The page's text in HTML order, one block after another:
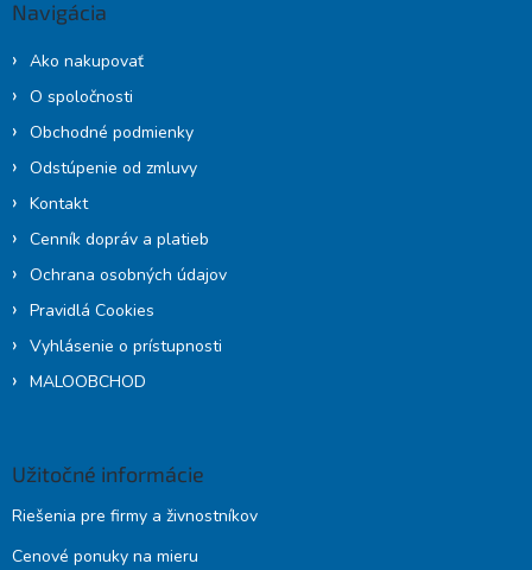
Navigácia
Ako nakupovať
O spoločnosti
Obchodné podmienky
Odstúpenie od zmluvy
Kontakt
Cenník dopráv a platieb
Ochrana osobných údajov
Pravidlá Cookies
Vyhlásenie o prístupnosti
MALOOBCHOD
Užitočné informácie
Riešenia pre firmy a živnostníkov
Cenové ponuky na mieru